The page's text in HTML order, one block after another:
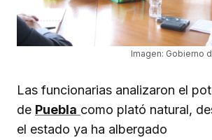
Imagen: Gobierno
Las funcionarias analizaron el
de Puebla como plató natural,
el estado ya ha albergado